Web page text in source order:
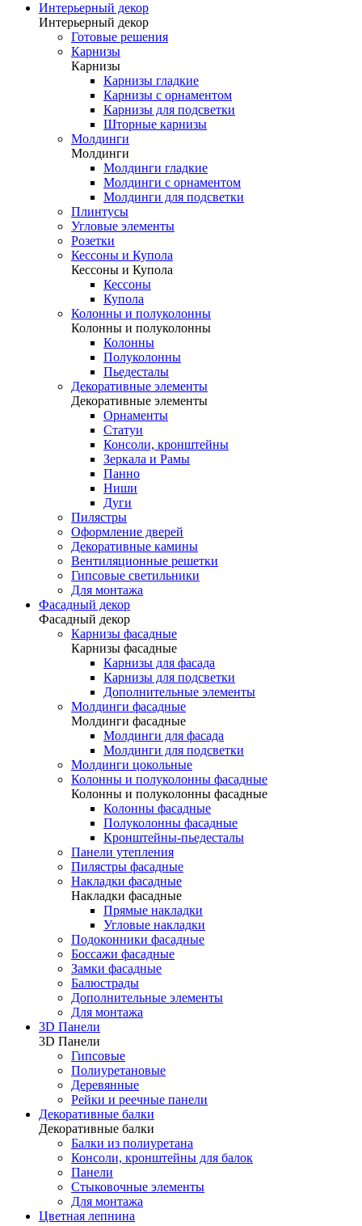
Интерьерный декор
Интерьерный декор
Готовые решения
Карнизы
Карнизы
Карнизы гладкие
Карнизы с орнаментом
Карнизы для подсветки
Шторные карнизы
Молдинги
Молдинги
Молдинги гладкие
Молдинги с орнаментом
Молдинги для подсветки
Плинтусы
Угловые элементы
Розетки
Кессоны и Купола
Кессоны и Купола
Кессоны
Купола
Колонны и полуколонны
Колонны и полуколонны
Колонны
Полуколонны
Пьедесталы
Декоративные элементы
Декоративные элементы
Орнаменты
Статуи
Консоли, кронштейны
Зеркала и Рамы
Панно
Ниши
Дуги
Пилястры
Оформление дверей
Декоративные камины
Вентиляционные решетки
Гипсовые светильники
Для монтажа
Фасадный декор
Фасадный декор
Карнизы фасадные
Карнизы фасадные
Карнизы для фасада
Карнизы для подсветки
Дополнительные элементы
Молдинги фасадные
Молдинги фасадные
Молдинги для фасада
Молдинги для подсветки
Молдинги цокольные
Колонны и полуколонны фасадные
Колонны и полуколонны фасадные
Колонны фасадные
Полуколонны фасадные
Кронштейны-пьедесталы
Панели утепления
Пилястры фасадные
Накладки фасадные
Накладки фасадные
Прямые накладки
Угловые накладки
Подоконники фасадные
Боссажи фасадные
Замки фасадные
Балюстрады
Дополнительные элементы
Для монтажа
3D Панели
3D Панели
Гипсовые
Полиуретановые
Деревянные
Рейки и реечные панели
Декоративные балки
Декоративные балки
Балки из полиуретана
Консоли, кронштейны для балок
Панели
Стыковочные элементы
Для монтажа
Цветная лепнина